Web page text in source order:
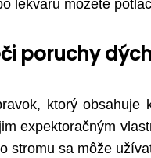
lekváru môžete
poruchy
ktorý obsahuje
expektoračným
stromu sa môže